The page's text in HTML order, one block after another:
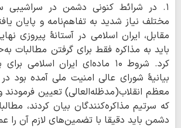
۱. در شرائط کنونی دشمن در سراشیبی
مختلف نیاز شدید به تفاهم‌نامه و پایان
مقابل، ایران اسلامی در آستانۀ پیروزی
باید به مذاکره فقط برای گرفتن مطالبات
کرد. شروط ۱۰ ماده‌ای ایران
بیانیۀ شورای عالی امنیت ملی آمده بود
معظم انقلاب(مدظله‌العالی) تعیین
که سرتیم مذاکره‌کنندگان بیان کردند،
دشمن باید دقیقا با تضمین‌های لازم آن را